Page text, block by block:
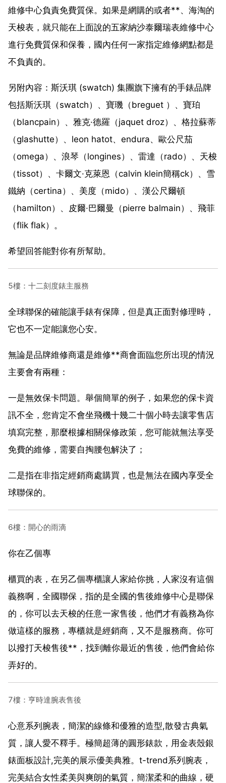
維修中心負責免費質保。如果是網購的或者**、海淘的
天梭表，就只能在上面說的五家納沙泰爾瑞表維修中心
進行免費質保和保養，國內任何一家指定維修網點都是
不負責的。
另附內容：斯沃琪 (swatch) 集團旗下擁有的手錶品牌
包括斯沃琪（swatch）、寶璣（breguet ）、寶珀
（blancpain）、雅克·德羅（jaquet droz）、格拉蘇蒂
（glashutte）、leon hatot、endura、歐公尺茄
（omega）、浪琴（longines）、雷達（rado）、天梭
（tissot）、卡爾文·克萊恩（calvin klein簡稱ck）、雪
鐵納（certina）、美度（mido）、漢公尺爾頓
（hamilton）、皮爾·巴爾曼（pierre balmain）、飛菲
（flik flak）。
希望回答能對你有所幫助。
5樓：十二刻度錶主服務
全球聯保的確能讓手錶有保障，但是真正面對修理時，
它也不一定能讓您心安。
無論是品牌維修商還是維修**商會面臨您所出現的情況
主要會有兩種：
一是無效保卡問題。舉個簡單的例子，如果您的保卡資
訊不全，您肯定不會坐飛機十幾二十個小時去讓零售店
填寫完整，那麼根據相關保修政策，您可能就無法享受
免費的維修，需要自掏腰包解決了；
二是指在非指定經銷商處購買，也是無法在國內享受全
球聯保的。
6樓：開心的雨滴
你在乙個專
櫃買的表，在另乙個專櫃讓人家給你挑，人家沒有這個
義務啊，全國聯保，指的是全國的售後維修中心是聯保
的，你可以去天梭的任意一家售後，他們才有義務為你
做這樣的服務，專櫃就是經銷商，又不是服務商。你可
以撥打天梭售後**，找到離你最近的售後，他們會給你
弄好的。
7樓：亨時達腕表售後
心意系列腕表，簡潔的線條和優雅的造型,散發古典氣
質，讓人愛不釋手。極簡超薄的圓形錶款，用金表殼銀
錶面板設計,完美的展示優美典雅。t-trend系列腕表，
完美結合女性柔美與爽朗的氣質，簡潔柔和的曲線，硬